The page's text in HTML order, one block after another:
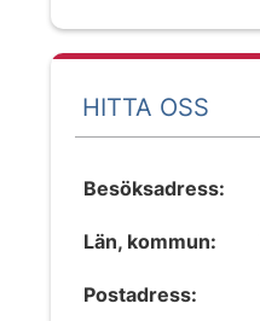
HITTA OSS
Besöksadress:
Län, kommun:
Postadress: